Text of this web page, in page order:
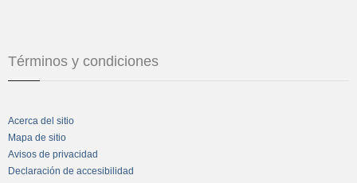
Términos y condiciones
Acerca del sitio
Mapa de sitio
Avisos de privacidad
Declaración de accesibilidad